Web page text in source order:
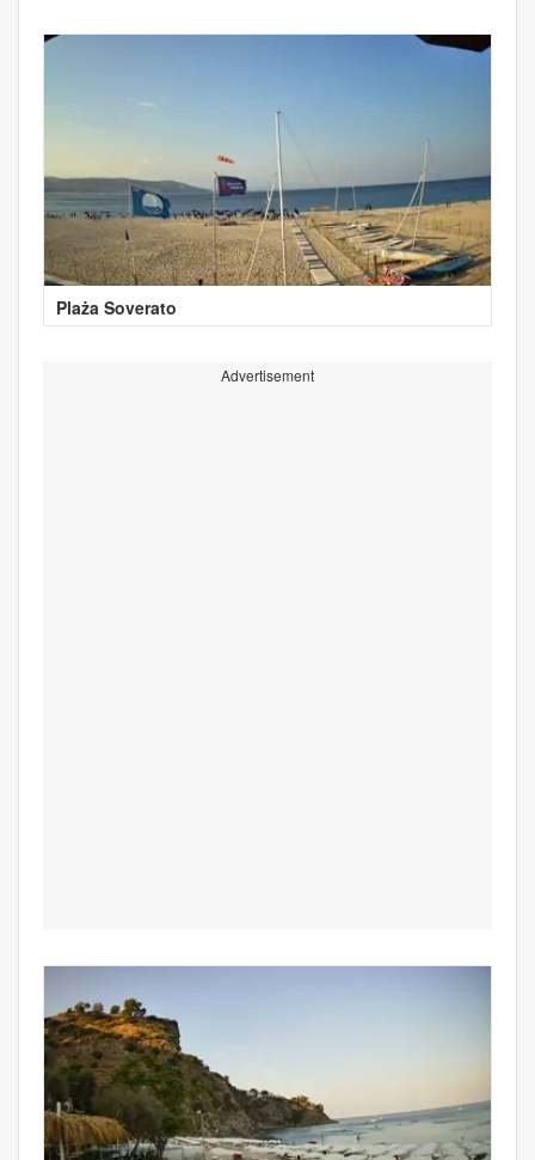
Plaża Soverato
Advertisement